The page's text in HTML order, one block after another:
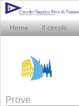
Home Il circolo
Prove